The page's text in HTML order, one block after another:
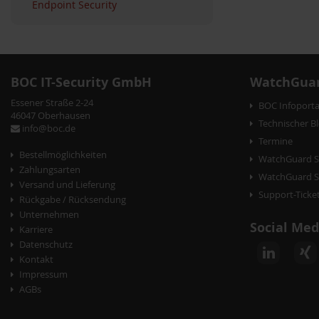
Endpoint Security
BOC IT-Security GmbH
Essener Straße 2-24
46047 Oberhausen
info@boc.de
Bestellmöglichkeiten
Zahlungsarten
Versand und Lieferung
Rückgabe / Rücksendung
Unternehmen
Karriere
Datenschutz
Kontakt
Impressum
AGBs
BOC
Technischer
Termine
WatchGuard
WatchGuard
Support-
Social